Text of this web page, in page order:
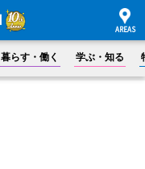
暮らす・働く 学ぶ・知る